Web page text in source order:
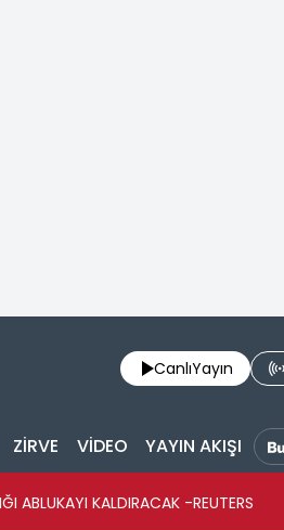
CanlıYayın
ZİRVE VİDEO YAYIN AKIŞI
ABLUKAYI KALDIRACAK -REUTERS